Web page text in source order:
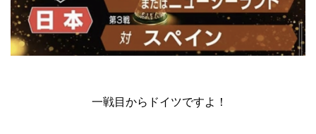
一戦目からドイツですよ！